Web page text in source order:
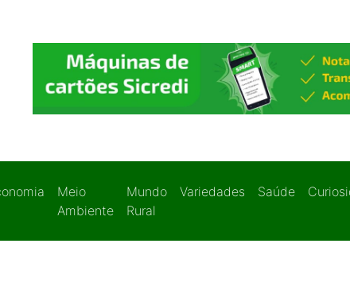
Meio
Ambiente
Mundo
Rural
Variedades Saúde